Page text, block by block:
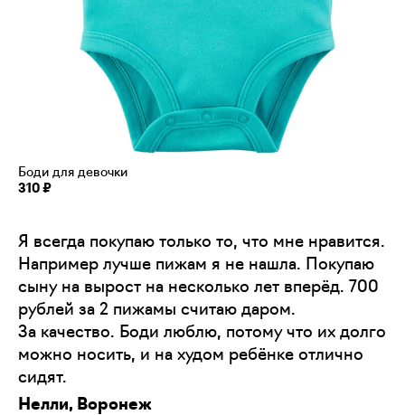
Боди для девочки
310 ₽
Я всегда покупаю только то, что мне нравится.
Например лучше пижам я не нашла. Покупаю
сыну на вырост на несколько лет вперёд. 700
рублей за 2 пижамы считаю даром.
За качество. Боди люблю, потому что их долго
можно носить, и на худом ребёнке отлично
сидят.
Нелли, Воронеж